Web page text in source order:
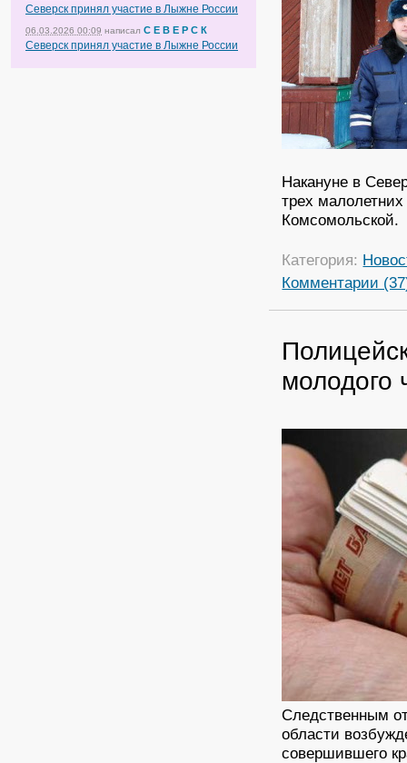
Северск принял участие в Лыжне России
06.03.2026 00:09 написал С Е В Е Р С К
Северск принял участие в Лыжне России
Накануне в
трех
Комсомольской.
Категория:
Комментарии
молодого
Следственным
области
совершившего